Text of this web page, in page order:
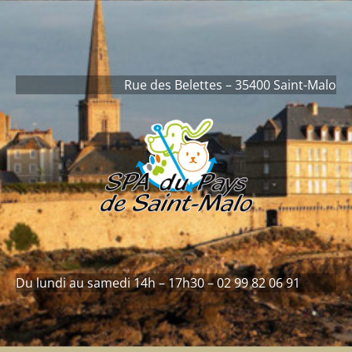
Rue des Belettes – 35400 Saint-Malo
Du lundi au samedi 14h – 17h30 – 02 99 82 06 91